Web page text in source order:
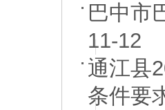
巴中市
11-12
通江县
条件要